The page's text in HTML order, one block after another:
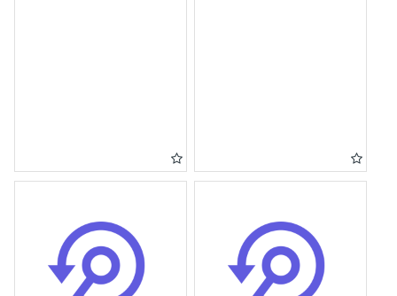
Raczyński! Schen
Bibliothek).